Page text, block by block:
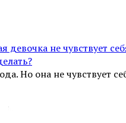
девочка не чувствует
Но она не чувствует